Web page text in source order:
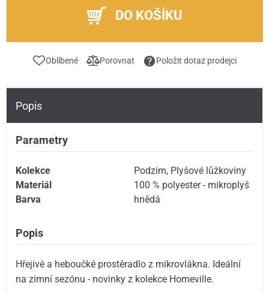
DO KOŠÍKU
Oblíbené Porovnat Položit dotaz prodejci
Popis
Parametry
Kolekce Podzim, Plyšové lůžkoviny
Materiál
100 % polyester - mikroplyš
Barva
hnědá
Popis
Hřejivé a heboučké prostěradlo z mikrovlákna. Ideální
na zimní sezónu - novinky z kolekce Homeville.